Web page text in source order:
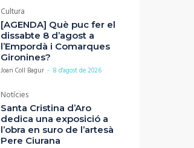
Cultura
[AGENDA] Què puc fer el
dissabte 8 d’agost a
l’Empordà i Comarques
Gironines?
Joan Coll Bagur - 8 d'agost de 2026
Notícies
Santa Cristina d’Aro
dedica una exposició a
l’obra en suro de l’artesà
Pere Ciurana